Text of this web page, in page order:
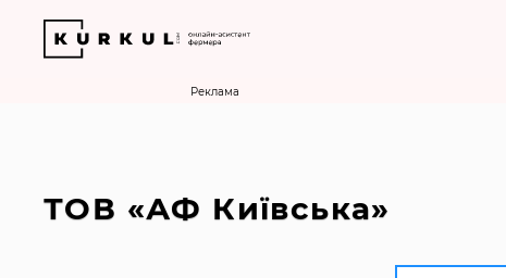
Реклама
ТОВ «АФ Київська»